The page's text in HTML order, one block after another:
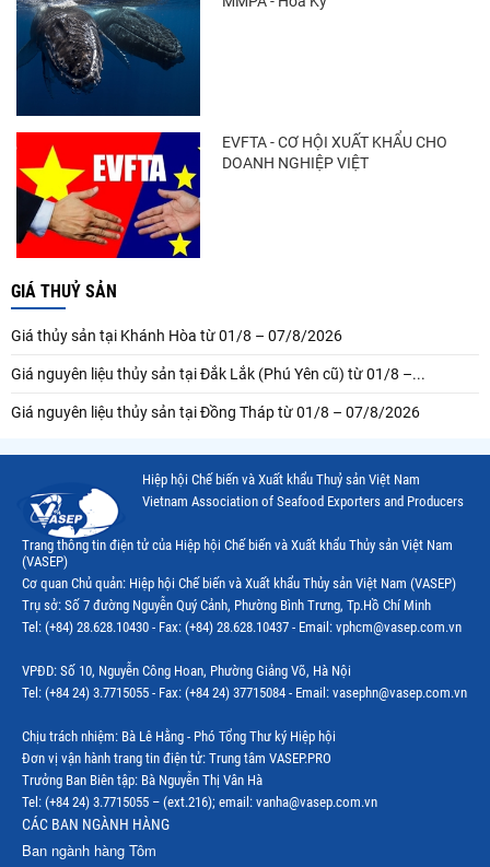
EVFTA - CƠ HỘI XUẤT KHẨU CHO
DOANH NGHIỆP VIỆT
GIÁ THUỶ SẢN
Giá thủy sản tại Khánh Hòa từ 01/8 – 07/8/2026
Giá nguyên liệu thủy sản tại Đắk Lắk (Phú Yên cũ) từ 01/8 –...
Giá nguyên liệu thủy sản tại Đồng Tháp từ 01/8 – 07/8/2026
Hiệp hội Chế biến và Xuất khẩu Thuỷ sản Việt Nam
Vietnam Association of Seafood Exporters and Producers
Trang thông tin điện tử của Hiệp hội Chế biến và Xuất khẩu Thủy sản Việt Nam
(VASEP)
Cơ quan Chủ quản: Hiệp hội Chế biến và Xuất khẩu Thủy sản Việt Nam (VASEP)
Trụ sở: Số 7 đường Nguyễn Quý Cảnh, Phường Bình Trưng, Tp.Hồ Chí Minh
Tel: (+84) 28.628.10430 - Fax: (+84) 28.628.10437 - Email: vphcm@vasep.com.vn
VPĐD: Số 10, Nguyễn Công Hoan, Phường Giảng Võ, Hà Nội
Tel: (+84 24) 3.7715055 - Fax: (+84 24) 37715084 - Email: vasephn@vasep.com.vn
Chịu trách nhiệm: Bà Lê Hằng - Phó Tổng Thư ký Hiệp hội
Đơn vị vận hành trang tin điện tử: Trung tâm VASEP.PRO
Trưởng Ban Biên tập: Bà Nguyễn Thị Vân Hà
Tel: (+84 24) 3.7715055 – (ext.216); email: vanha@vasep.com.vn
CÁC BAN NGÀNH HÀNG
Ban ngành hàng Tôm